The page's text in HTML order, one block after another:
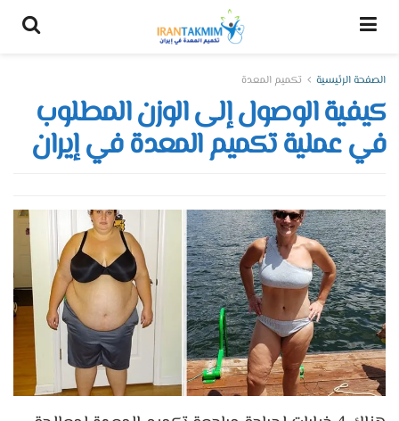
الصفحة الرئيسية تكميم المعدة
كيفية الوصول إلى الوزن المطلوب
في عملية تكميم المعدة في إيران